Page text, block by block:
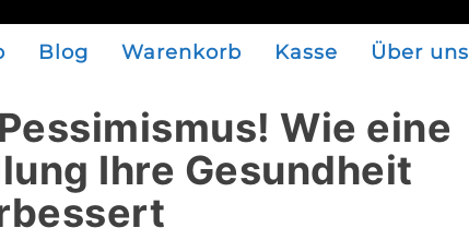
Blog Warenkorb Kasse Über uns
Wie eine
Ihre Gesundheit